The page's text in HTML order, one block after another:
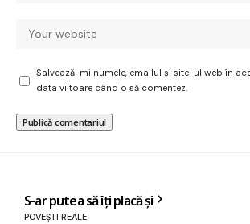
Salvează-mi numele, emailul și site-ul web în
data viitoare când o să comentez.
S-ar putea să îți placă și
POVEȘTI REALE